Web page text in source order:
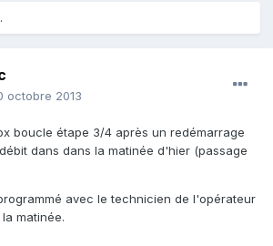
octobre 2013
boucle étape 3/4 après un redémarrage
dans dans la matinée d'hier (passage
avec le technicien de l'opérateur
matinée.